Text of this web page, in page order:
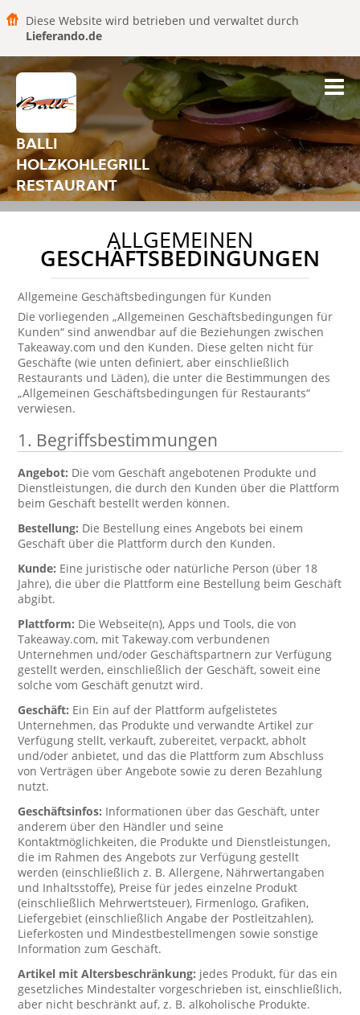
Diese Website wird betrieben und verwaltet durch
Lieferando.de
BALLI
HOLZKOHLEGRILL
RESTAURANT
ALLGEMEINEN
GESCHÄFTSBEDINGUNGEN
Allgemeine Geschäftsbedingungen für Kunden
Die vorliegenden „Allgemeinen Geschäftsbedingungen für
Kunden“ sind anwendbar auf die Beziehungen zwischen
Takeaway.com und den Kunden. Diese gelten nicht für
Geschäfte (wie unten definiert, aber einschließlich
Restaurants und Läden), die unter die Bestimmungen des
„Allgemeinen Geschäftsbedingungen für Restaurants“
verwiesen.
1. Begriffsbestimmungen
Angebot: Die vom Geschäft angebotenen Produkte und
Dienstleistungen, die durch den Kunden über die Plattform
beim Geschäft bestellt werden können.
Bestellung: Die Bestellung eines Angebots bei einem
Geschäft über die Plattform durch den Kunden.
Kunde: Eine juristische oder natürliche Person (über 18
Jahre), die über die Plattform eine Bestellung beim Geschäft
abgibt.
Plattform: Die Webseite(n), Apps und Tools, die von
Takeaway.com, mit Takeway.com verbundenen
Unternehmen und/oder Geschäftspartnern zur Verfügung
gestellt werden, einschließlich der Geschäft, soweit eine
solche vom Geschäft genutzt wird.
Geschäft: Ein Ein auf der Plattform aufgelistetes
Unternehmen, das Produkte und verwandte Artikel zur
Verfügung stellt, verkauft, zubereitet, verpackt, abholt
und/oder anbietet, und das die Plattform zum Abschluss
von Verträgen über Angebote sowie zu deren Bezahlung
nutzt.
Geschäftsinfos: Informationen über das Geschäft, unter
anderem über den Händler und seine
Kontaktmöglichkeiten, die Produkte und Dienstleistungen,
die im Rahmen des Angebots zur Verfügung gestellt
werden (einschließlich z. B. Allergene, Nährwertangaben
und Inhaltsstoffe), Preise für jedes einzelne Produkt
(einschließlich Mehrwertsteuer), Firmenlogo, Grafiken,
Liefergebiet (einschließlich Angabe der Postleitzahlen),
Lieferkosten und Mindestbestellmengen sowie sonstige
Information zum Geschäft.
Artikel mit Altersbeschränkung: jedes Produkt, für das ein
gesetzliches Mindestalter vorgeschrieben ist, einschließlich,
aber nicht beschränkt auf, z. B. alkoholische Produkte.